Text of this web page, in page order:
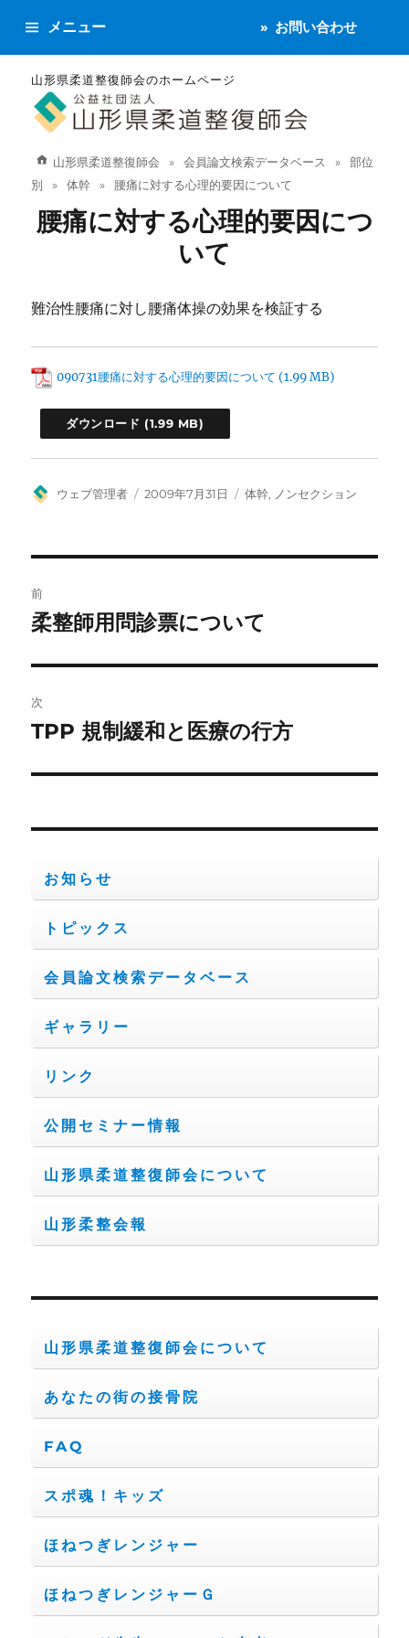
山形県柔道整復師会のホームページ
メニュー お問い合わせ
山形県柔道整復師会 会員論文検索データベース
部位
別
体幹 腰痛に対する心理的要因について
腰痛に対する心理的要因につ
いて
難治性腰痛に対し腰痛体操の効果を検証する
090731腰痛に対する心理的要因について
ダウンロード
投
ウェブ管理者
投
2009年7月31日
カ
体幹, ノンセクション
稿
ビ
ゲ
ー
ン
前
前
投
稿:
柔整師用問診票について
次
次
投
TPP 規制緩和と医療の行方
お知らせ
トピックス
会員論文検索データベース
ギャラリー
リンク
公開セミナー情報
山形県柔道整復師会について
山形柔整会報
山形県柔道整復師会について
あなたの街の接骨院
FAQ
スポ魂！キッズ
ほねつぎレンジャー
ほねつぎレンジャーＧ